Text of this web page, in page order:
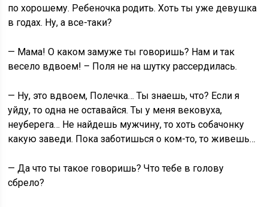
по хорошему. Ребеночка родить. Хоть ты уже девушка
в годах. Ну, а все-таки?
— Мама! О каком замуже ты говоришь? Нам и так
весело вдвоем! – Поля не на шутку рассердилась.
— Ну, это вдвоем, Полечка… Ты знаешь, что? Если я
уйду, то одна не оставайся. Ты у меня вековуха,
неуберега… Не найдешь мужчину, то хоть собачонку
какую заведи. Пока заботишься о ком-то, то живешь…
— Да что ты такое говоришь? Что тебе в голову
сбрело?